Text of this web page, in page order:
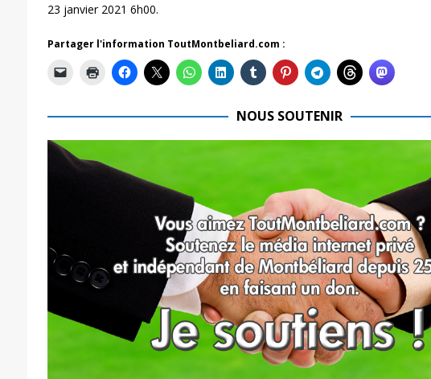
23 janvier 2021 6h00.
Partager l'information ToutMontbeliard.com :
NOUS SOUTENIR